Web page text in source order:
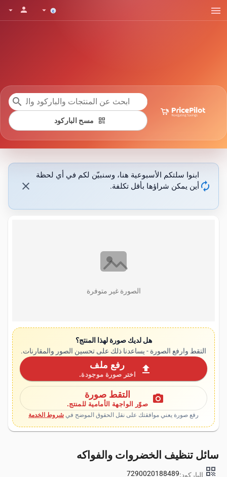
menu
arrow_drop_down
person
arrow_drop_down
search
qr_code مسح الباركود
autorenew
ابنوا سلتكم الأسبوعية هنا، وسنبيّن لكم في أي لحظة
أين يمكن شراؤها بأقل تكلفة.
close
الصورة غير متوفرة
هل لديك صورة لهذا المنتج؟
التقط وارفع الصورة - يساعدنا ذلك على تحسين الصور والمقارنات.
upload رفع ملف
اختر صورة موجودة.
photo_camera التقط صورة
صوّر الواجهة الأمامية للمنتج.
رفع صورة يعني موافقتك على نقل الحقوق الموضح في شروط الخدمة
سائل تنظيف الخضروات والفواكه
qr_code الباركود:7290020188489